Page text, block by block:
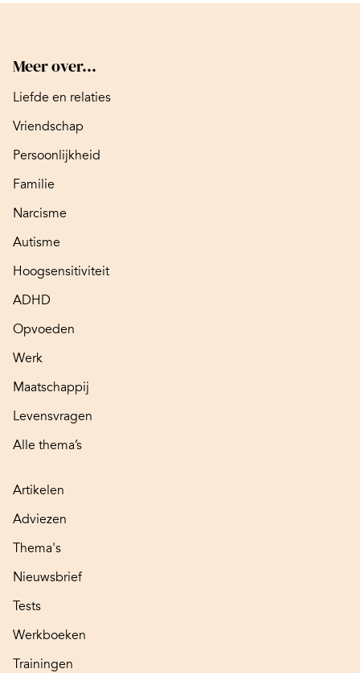
Meer over...
Liefde en relaties
Vriendschap
Persoonlijkheid
Familie
Narcisme
Autisme
Hoogsensitiviteit
ADHD
Opvoeden
Werk
Maatschappij
Levensvragen
Alle thema’s
Artikelen
Adviezen
Thema's
Nieuwsbrief
Tests
Werkboeken
Trainingen